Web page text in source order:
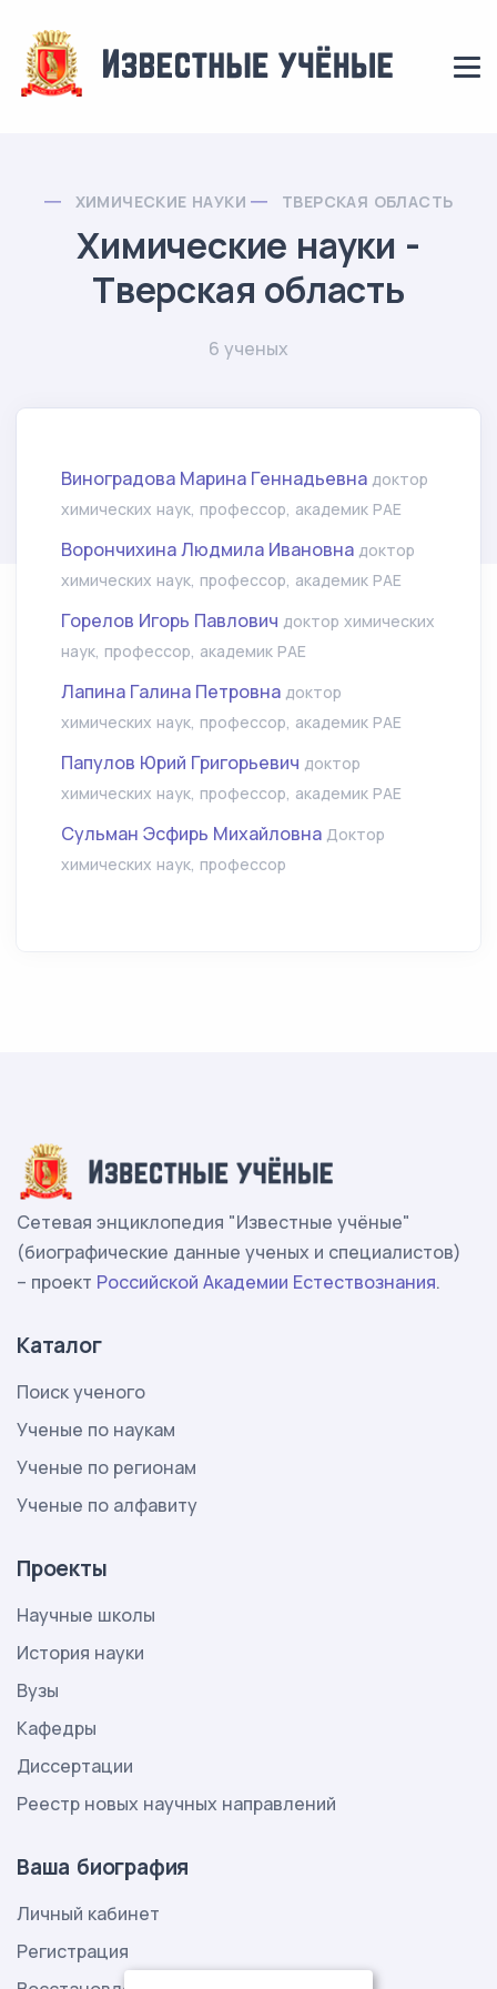
ХИМИЧЕСКИЕ НАУКИ ТВЕРСКАЯ ОБЛАСТЬ
Химические науки -
Тверская область
6 ученых
Виноградова Марина Геннадьевна доктор
химических наук, профессор, академик РАЕ
Ворончихина Людмила Ивановна доктор
химических наук, профессор, академик РАЕ
Горелов Игорь Павлович доктор химических
наук, профессор, академик РАЕ
Лапина Галина Петровна доктор
химических наук, профессор, академик РАЕ
Папулов Юрий Григорьевич доктор
химических наук, профессор, академик РАЕ
Сульман Эсфирь Михайловна Доктор
химических наук, профессор
Сетевая энциклопедия "Известные учёные"
(биографические данные ученых и специалистов)
– проект Российской Академии Естествознания.
Каталог
Поиск ученого
Ученые по наукам
Ученые по регионам
Ученые по алфавиту
Проекты
Научные школы
История науки
Вузы
Кафедры
Диссертации
Реестр новых научных направлений
Ваша биография
Личный кабинет
Регистрация